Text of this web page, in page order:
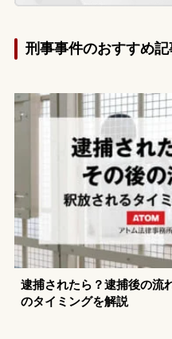
刑事事件のおすすめ記
逮捕されたら？逮捕後の流
のタイミングを解説